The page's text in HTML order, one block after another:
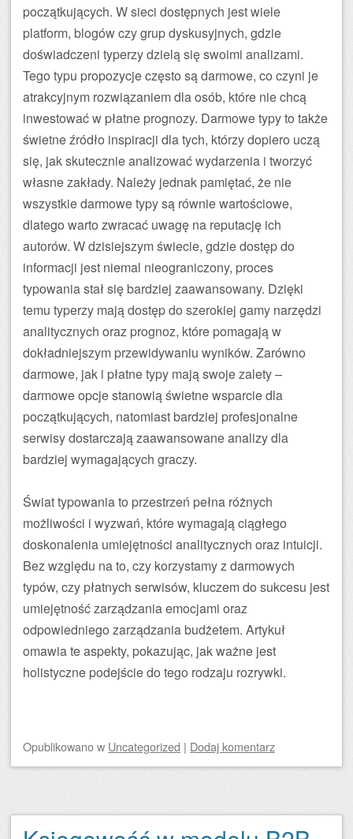
początkujących. W sieci dostępnych jest wiele
platform, blogów czy grup dyskusyjnych, gdzie
doświadczeni typerzy dzielą się swoimi analizami.
Tego typu propozycje często są darmowe, co czyni je
atrakcyjnym rozwiązaniem dla osób, które nie chcą
inwestować w płatne prognozy. Darmowe typy to także
świetne źródło inspiracji dla tych, którzy dopiero uczą
się, jak skutecznie analizować wydarzenia i tworzyć
własne zakłady. Należy jednak pamiętać, że nie
wszystkie darmowe typy są równie wartościowe,
dlatego warto zwracać uwagę na reputację ich
autorów. W dzisiejszym świecie, gdzie dostęp do
informacji jest niemal nieograniczony, proces
typowania stał się bardziej zaawansowany. Dzięki
temu typerzy mają dostęp do szerokiej gamy narzędzi
analitycznych oraz prognoz, które pomagają w
dokładniejszym przewidywaniu wyników. Zarówno
darmowe, jak i płatne typy mają swoje zalety –
darmowe opcje stanowią świetne wsparcie dla
początkujących, natomiast bardziej profesjonalne
serwisy dostarczają zaawansowane analizy dla
bardziej wymagających graczy.
Świat typowania to przestrzeń pełna różnych
możliwości i wyzwań, które wymagają ciągłego
doskonalenia umiejętności analitycznych oraz intuicji.
Bez względu na to, czy korzystamy z darmowych
typów, czy płatnych serwisów, kluczem do sukcesu jest
umiejętność zarządzania emocjami oraz
odpowiedniego zarządzania budżetem. Artykuł
omawia te aspekty, pokazując, jak ważne jest
holistyczne podejście do tego rodzaju rozrywki.
Opublikowanow Uncategorized | Dodaj komentarz